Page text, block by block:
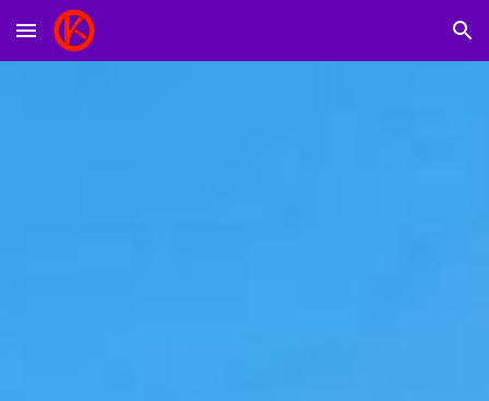
Skip to main content Skip to navigation